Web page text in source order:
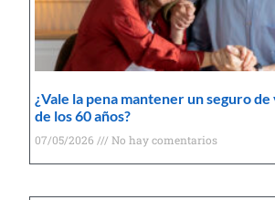
¿Vale la pena mantener un seguro
de los 60 años?
07/05/2026 No hay comentarios